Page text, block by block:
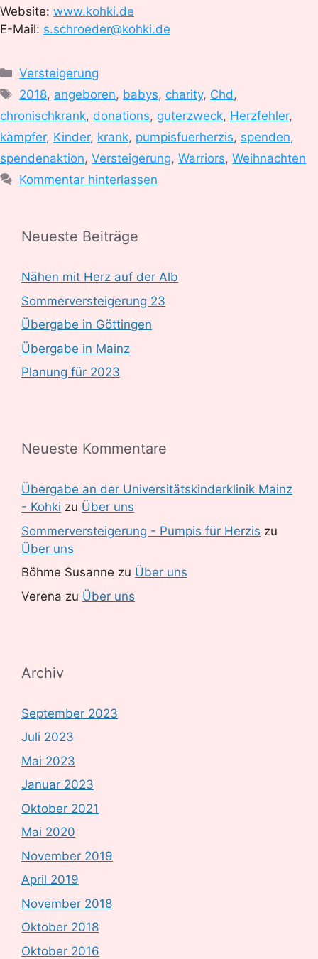
Website: www.kohki.de
E-Mail: s.schroeder@kohki.de
Kategorien
Versteigerung
Schlagwörter
2018, angeboren, babys,charity, Chd,
chronischkrank, donations, guterzweck, Herzfehler,
kämpfer, Kinder, krank, pumpisfuerherzis, spenden,
spendenaktion, Versteigerung, Warriors, Weihnachten
Kommentar hinterlassen
Neueste Beiträge
Nähen mit Herz auf der Alb
Sommerversteigerung 23
Übergabe in Göttingen
Übergabe in Mainz
Planung für 2023
Neueste Kommentare
Übergabe an der Universitätskinderklinik Mainz
- Kohki zu Über uns
Sommerversteigerung - Pumpis für Herzis zu
Über uns
Böhme Susanne zu Über uns
Verena zu Über uns
Archiv
September 2023
Juli 2023
Mai 2023
Januar 2023
Oktober 2021
Mai 2020
November 2019
April 2019
November 2018
Oktober 2018
Oktober 2016